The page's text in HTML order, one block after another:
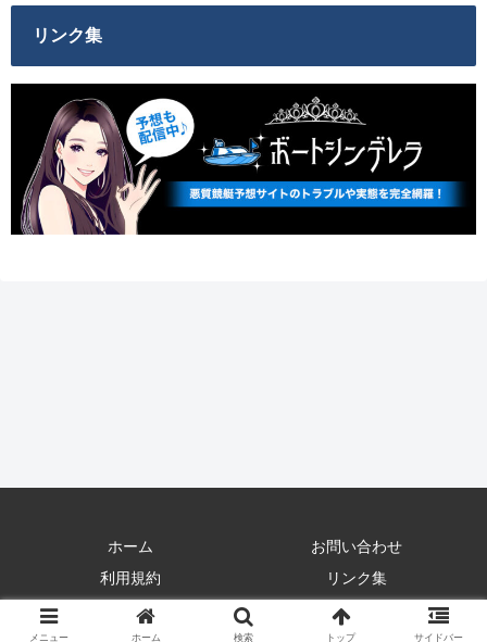
リンク集
ホーム
お問い合わせ
利用規約
リンク集
©競輪予想の詐欺被害検証サイト
メニュー ホーム 検索 トップ サイドバー